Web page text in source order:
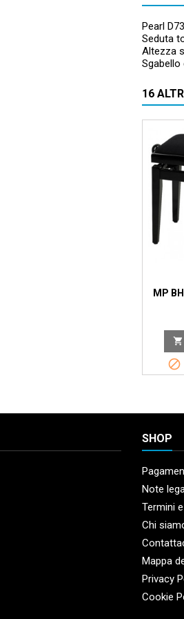
Pearl
Seduta
Altezza
16
MP


SHOP
Note
Termini
Chi
Mappa
Privacy
Cookie